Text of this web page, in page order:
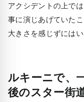
アクシデントの上で
事に演じあげていた
大きさを感じずにはい
ルキーニで、
後のスター街